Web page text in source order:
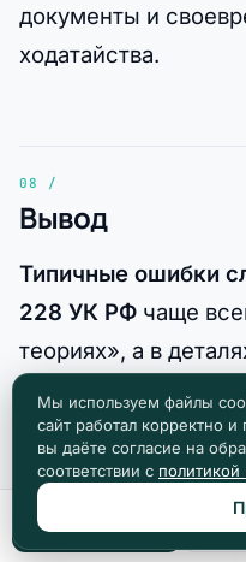
документы и
ходатайства.
Вывод
Типичные ошибки
228 УК РФ чаще
теориях», а в
проверяемости
нашли, кто видел,
взвесили, как
объекта и как
детали затем
Мы используем файлы
сайт работал корректно
вы даёте согласие на
соответствии с политикой